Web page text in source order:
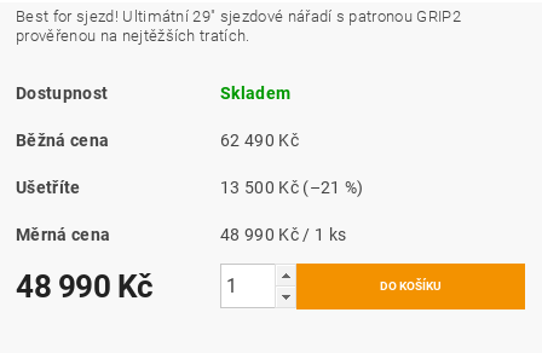
Best for sjezd! Ultimátní 29" sjezdové nářadí s patronou GRIP2
prověřenou na nejtěžších tratích.
Dostupnost Skladem
Běžná cena 62 490 Kč
Ušetříte 13 500 Kč (–21 %)
Měrná cena 48 990 Kč / 1 ks
48 990 Kč